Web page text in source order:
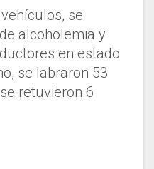
se
alcoholemia y
en estado
se labraron 53
retuvieron 6